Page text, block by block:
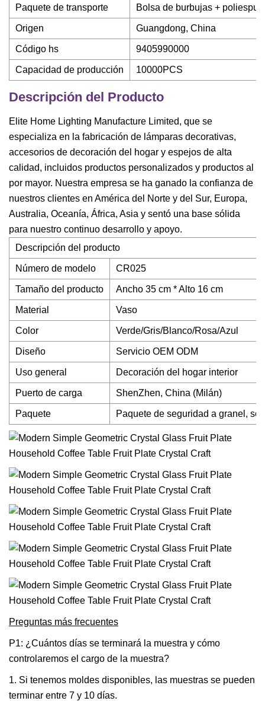
Paquete de transporte Bolsa de burbujas +
Origen Guangdong, China
Código hs 9405990000
Capacidad de producción 10000PCS
Descripción del Producto
Elite Home Lighting Manufacture Limited, que se
especializa en la fabricación de lámparas decorativas,
accesorios de decoración del hogar y espejos de alta
calidad, incluidos productos personalizados y productos al
por mayor. Nuestra empresa se ha ganado la confianza de
nuestros clientes en América del Norte y del Sur, Europa,
Australia, Oceanía, África, Asia y sentó una base sólida
para nuestro continuo desarrollo y apoyo.
Descripción del producto
Número de modelo CR025
Tamaño del producto Ancho 35 cm * Alto 16 cm
Material Vaso
Color Verde/Gris/Blanco/Rosa/Azul
Diseño Servicio OEM ODM
Uso general Decoración del hogar interior
Puerto de carga ShenZhen, China (Milán)
Paquete Paquete de seguridad a granel,
Preguntas más frecuentes
P1: ¿Cuántos días se terminará la muestra y cómo
controlaremos el cargo de la muestra?
1. Si tenemos moldes disponibles, las muestras se pueden
terminar entre 7 y 10 días.